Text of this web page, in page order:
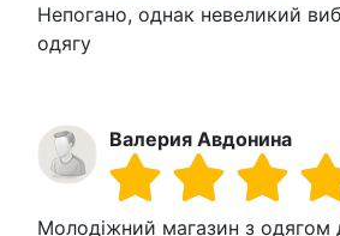
Непогано, однак невеликий
одягу
Валерия Авдонина
Молодіжний магазин з одягом